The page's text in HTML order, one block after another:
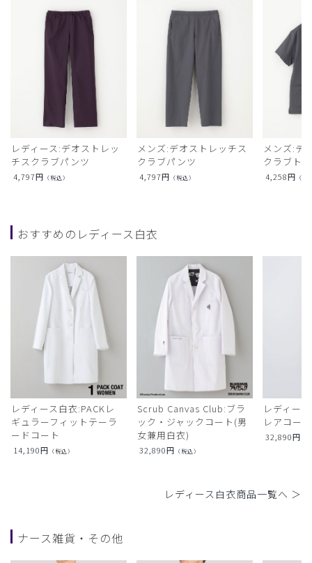
レディース:デオストレッ
チスクラブパンツ
4,797円 （税込）
メンズ:デオストレッチス
クラブパンツ
4,797円 （税込）
メンズ:デ
クラブト
4,258円 （税
おすすめのレディース白衣
レディース白衣:PACKレ
ギュラーフィットテーラ
ードコート
14,190円 （税込）
Scrub Canvas Club:ブラ
ック・ジャックコート(男
女兼用白衣)
32,890円 （税込）
レディー
レアコート
32,890円
レディース白衣商品一覧へ ＞
ナース雑貨・その他